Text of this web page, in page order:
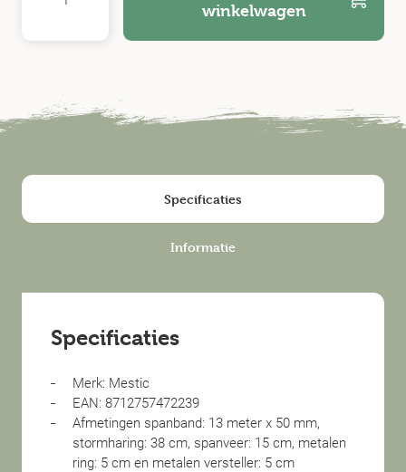
winkelwagen
Specificaties
Informatie
Specificaties
Merk: Mestic
EAN: 8712757472239
Afmetingen spanband: 13 meter x 50 mm,
stormharing: 38 cm, spanveer: 15 cm, metalen
ring: 5 cm en metalen versteller: 5 cm